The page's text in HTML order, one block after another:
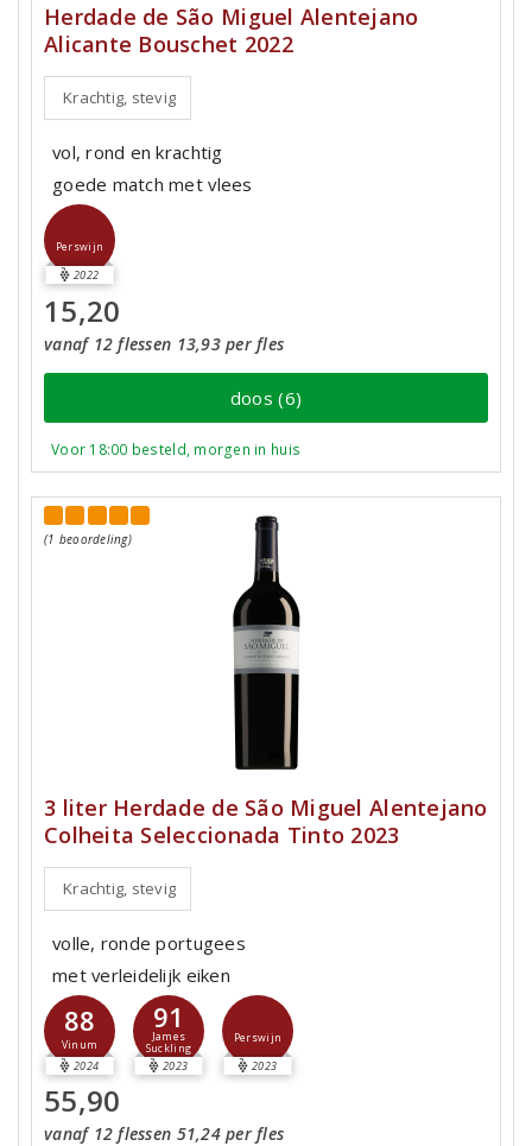
Herdade de São Miguel Alentejano
Alicante Bouschet 2022
Krachtig, stevig
vol, rond en krachtig
goede match met vlees
Perswijn
2022
15,20
vanaf 12 flessen 13,93 per fles
doos (6)
Voor 18:00 besteld, morgen in huis
(1 beoordeling)
3 liter Herdade de São Miguel Alentejano
Colheita Seleccionada Tinto 2023
Krachtig, stevig
volle, ronde portugees
met verleidelijk eiken
88
Vinum
2024
91
James
Suckling
2023
Perswijn
2023
55,90
vanaf 12 flessen 51,24 per fles